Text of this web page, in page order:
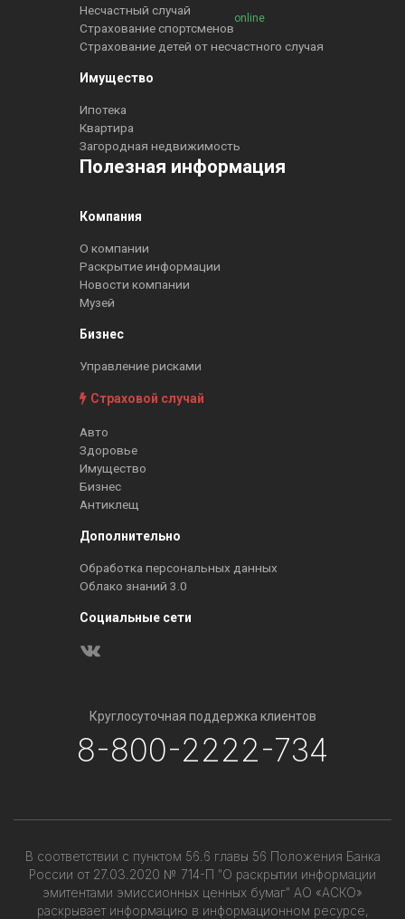
Несчастный случай
Страхование спортсменов
online
Страхование детей от несчастного случая
Имущество
Ипотека
Квартира
Загородная недвижимость
Полезная информация
Компания
О компании
Раскрытие информации
Новости компании
Музей
Бизнес
Управление рисками
Страховой случай
Авто
Здоровье
Имущество
Бизнес
Антиклещ
Дополнительно
Обработка персональных данных
Облако знаний 3.0
Социальные сети
Круглосуточная поддержка клиентов
8-800-2222-734
В соответствии с пунктом 56.6 главы 56 Положения Банка
России от 27.03.2020 № 714-П "О раскрытии информации
эмитентами эмиссионных ценных бумаг" АО «АСКО»
раскрывает информацию в информационном ресурсе,